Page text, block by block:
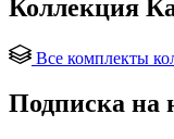
Коллекция
Все комплекты
Подписка на